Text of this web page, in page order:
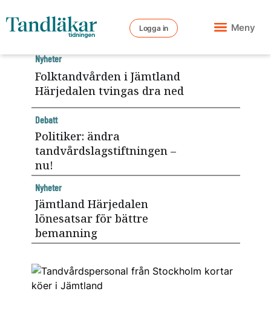
Logga in Meny
Folktandvården i Jämtland
Härjedalen tvingas dra ned
Nyheter
Politiker: ändra
tandvårdslagstiftningen –
nu!
Debatt
Jämtland Härjedalen
lönesatsar för bättre
bemanning
Nyheter